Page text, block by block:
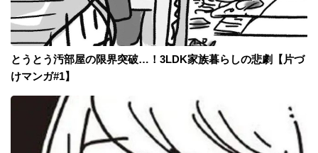
とうとう汚部屋の限界突破…！3LDK家族暮らしの悲劇【片づ
けマンガ#1】